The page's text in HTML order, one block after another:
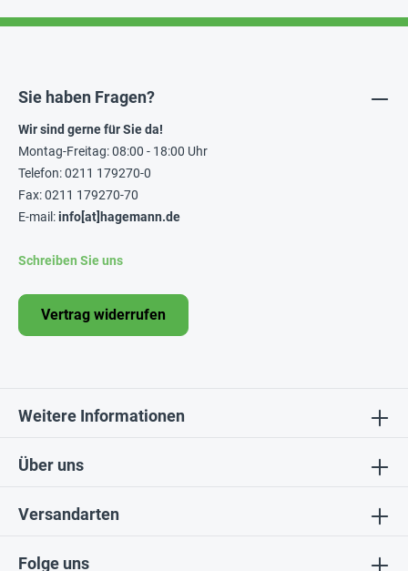
Folge uns
Über uns
Sie haben Fragen?
Wir sind gerne für Sie da!
Montag-Freitag: 08:00 - 18:00 Uhr
Telefon: 0211 179270-0
Fax: 0211 179270-70
E-mail:info[at]hagemann.de
Schreiben Sie uns
Vertrag widerrufen
Weitere Informationen
Versandarten